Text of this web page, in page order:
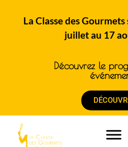
La Classe des
juillet au 17
Découvrez le